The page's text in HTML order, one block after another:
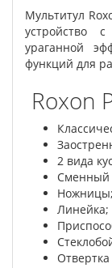
Мультитул
устройство
ураганной
функций для
Roxon
2 вида
Сменный
Ножницы;
Линейка;